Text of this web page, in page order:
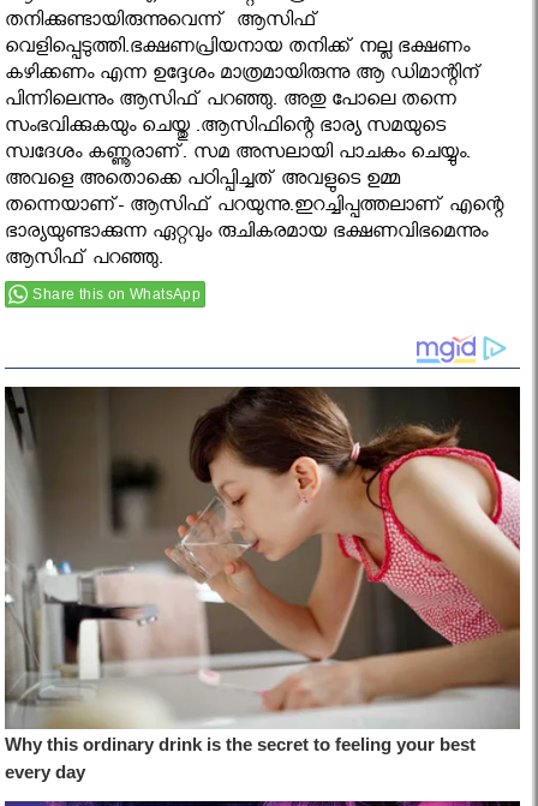
തനിക്കുണ്ടായിരുന്നുവെന്ന് ആസിഫ്
വെളിപ്പെടുത്തി.ഭക്ഷണപ്രിയനായ തനിക്ക് നല്ല ഭക്ഷണം
കഴിക്കണം എന്ന ഉദ്ദേശം മാത്രമായിരുന്നു ആ ഡിമാന്റിന്
പിന്നിലെന്നും ആസിഫ് പറഞ്ഞു. അതു പോലെ തന്നെ
സംഭവിക്കുകയും ചെയ്തു .ആസിഫിന്റെ ഭാര്യ സമയുടെ
സ്വദേശം കണ്ണൂരാണ്. സമ അസലായി പാചകം ചെയ്യും.
അവളെ അതൊക്കെ പഠിപ്പിച്ചത് അവളുടെ ഉമ്മ
തന്നെയാണ്- ആസിഫ് പറയുന്നു.ഇറച്ചിപ്പത്തലാണ് എന്റെ
ഭാര്യയുണ്ടാക്കുന്ന ഏറ്റവും രുചികരമായ ഭക്ഷണവിഭമെന്നും
ആസിഫ് പറഞ്ഞു.
Share this on WhatsApp